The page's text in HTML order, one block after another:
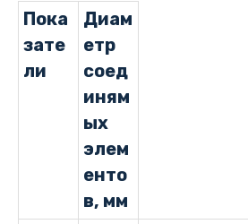
Пока
зате
ли
Диам
етр
соед
иням
ых
элем
енто
в, мм